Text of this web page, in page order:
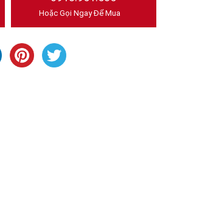
Hoặc Gọi Ngay Để Mua